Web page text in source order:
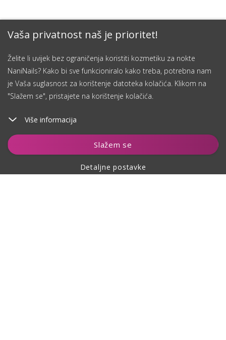
Vaša privatnost naš je prioritet!
Želite li uvijek bez ograničenja koristiti kozmetiku za nokte
NaniNails? Kako bi sve funkcioniralo kako treba, potrebna nam
je Vaša suglasnost za korištenje datoteka kolačića. Klikom na
"Slažem se", pristajete na korištenje kolačića.
Više informacija
Slažem se
Detaljne postavke
Dodaj u košaricu